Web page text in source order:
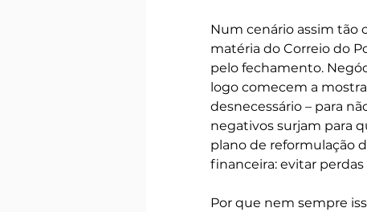
Num cenário assim tão
matéria do Correio do
pelo fechamento.
logo comecem a
desnecessário – para
negativos surjam para
plano de reformulação
financeira: evitar perdas
Por que nem sempre